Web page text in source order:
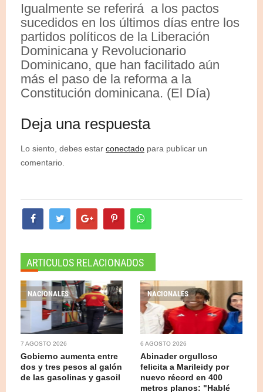
Igualmente se referirá a los pactos
sucedidos en los últimos días entre los
partidos políticos de la Liberación
Dominicana y Revolucionario
Dominicano, que han facilitado aún
más el paso de la reforma a la
Constitución dominicana. (El Día)
Deja una respuesta
Lo siento, debes estar conectado para publicar un
comentario.
ARTICULOS RELACIONADOS
NACIONALES
7 AGOSTO 2026
Gobierno aumenta entre
dos y tres pesos al galón
de las gasolinas y gasoil
NACIONALES
6 AGOSTO 2026
Abinader orgulloso
felicita a Marileidy por
nuevo récord en 400
metros planos: "Hablé